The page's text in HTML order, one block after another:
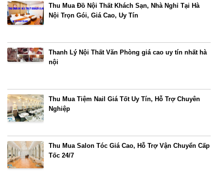
Thu Mua Đồ Nội Thất Khách Sạn, Nhà Nghỉ Tại Hà
Nội Trọn Gói, Giá Cao, Uy Tín
Thanh Lý Nội Thất Văn Phòng giá cao uy tín nhất hà
nội
Thu Mua Tiệm Nail Giá Tốt Uy Tín, Hỗ Trợ Chuyên
Nghiệp
Thu Mua Salon Tóc Giá Cao, Hỗ Trợ Vận Chuyển Cấp
Tốc 24/7